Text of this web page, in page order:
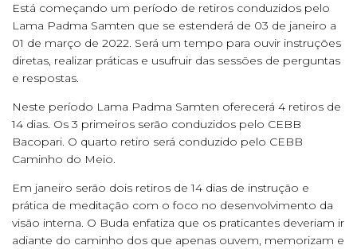
Está começando um período de retiros conduzidos pelo
Lama Padma Samten que se estenderá de 03 de janeiro a
01 de março de 2022. Será um tempo para ouvir instruções
diretas, realizar práticas e usufruir das sessões de perguntas
e respostas.
Neste período Lama Padma Samten oferecerá 4 retiros de
14 dias. Os 3 primeiros serão conduzidos pelo CEBB
Bacopari. O quarto retiro será conduzido pelo CEBB
Caminho do Meio.
Em janeiro serão dois retiros de 14 dias de instrução e
prática de meditação com o foco no desenvolvimento da
visão interna. O Buda enfatiza que os praticantes deveriam ir
adiante do caminho dos que apenas ouvem, memorizam e